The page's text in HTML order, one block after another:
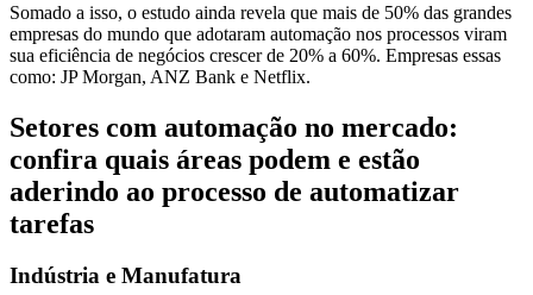
Somado a isso, o estudo ainda revela que mais de 50% das grandes
empresas do mundo que adotaram automação nos processos viram
sua eficiência de negócios crescer de 20% a 60%. Empresas essas
como: JP Morgan, ANZ Bank e Netflix.
Setores com automação no mercado:
confira quais áreas podem e estão
aderindo ao processo de automatizar
tarefas
Indústria e Manufatura